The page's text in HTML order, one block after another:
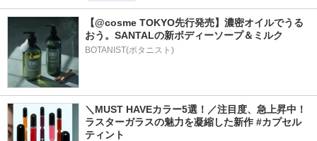
【@cosme TOKYO先行発売】濃密オイルでうる
おう。SANTALの新ボディーソープ＆ミルク
BOTANIST(ボタニスト)
＼MUST HAVEカラー5選！／注目度、急上昇中！
ラスターガラスの魅力を凝縮した新作 #カプセル
ティント